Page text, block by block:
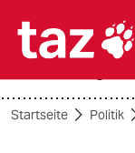

Startseite Politik